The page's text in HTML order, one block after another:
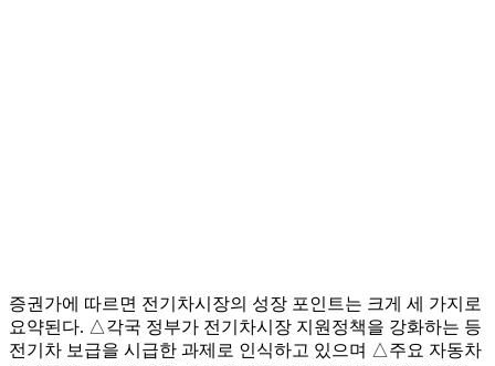
증권가에 따르면 전기차시장의 성장 포인트는 크게 세 가지로
요약된다. △각국 정부가 전기차시장 지원정책을 강화하는 등
전기차 보급을 시급한 과제로 인식하고 있으며 △주요 자동차